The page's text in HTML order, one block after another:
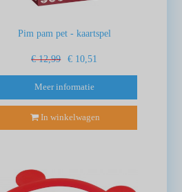
Pim pam pet - kaartspel
€ 12,99 € 10,51
Meer informatie
In winkelwagen